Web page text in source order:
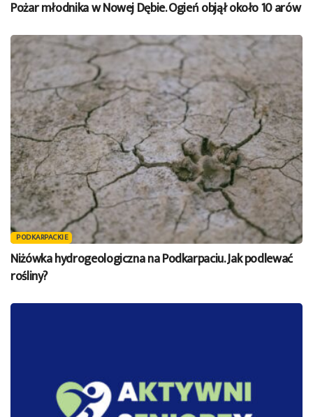
Pożar młodnika w Nowej Dębie. Ogień objął około 10 arów
PODKARPACKIE
Niżówka hydrogeologiczna na Podkarpaciu. Jak podlewać
rośliny?